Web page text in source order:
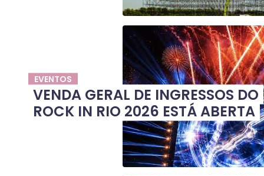
EVENTOS
VENDA GERAL DE INGRESSOS DO
ROCK IN RIO 2026 ESTÁ ABERTA